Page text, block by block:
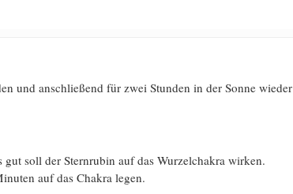
und anschließend für zwei Stunden in der Sonne wieder
soll der Sternrubin auf das Wurzelchakra wirken.
auf das Chakra legen.